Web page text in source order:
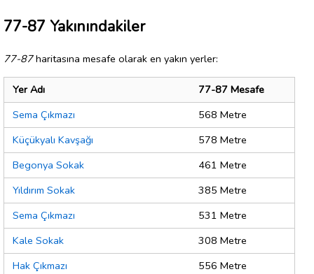
77-87 Yakınındakiler
77-87haritasına mesafe olarak en yakın yerler:
Yer Adı
77-87 Mesafe
Sema Çıkmazı
568 Metre
Küçükyalı Kavşağı
578 Metre
Begonya Sokak
461 Metre
Yıldırım Sokak
385 Metre
Sema Çıkmazı
531 Metre
Kale Sokak
308 Metre
Hak Çıkmazı
556 Metre